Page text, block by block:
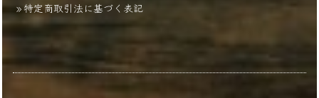
特定商取引法に基づく表記